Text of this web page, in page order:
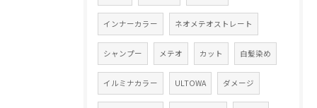
インナーカラー ネオメテオストレート
シャンプー メテオ カット 白髪染め
イルミナカラー ULTOWA ダメージ